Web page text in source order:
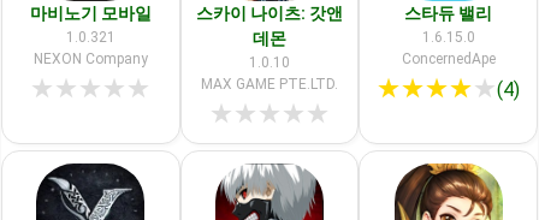
마비노기 모바일
1.0.321
NEXON Company
★★★★★
스카이 나이츠: 갓앤
데몬
1.0.10
MAX GAME PTE.LTD.
★★★★★
스타듀 밸리
1.6.15.0
ConcernedApe
★★★★★(4)